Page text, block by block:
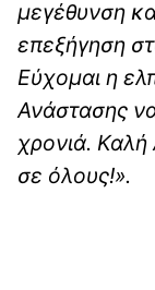
μεγέθυνση
επεξήγηση
Εύχομαι η
Ανάστασης
χρονιά. Καλή
σε όλους!».